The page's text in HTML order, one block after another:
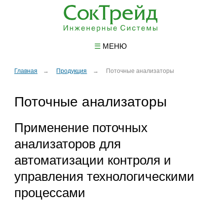
☰МЕНЮ
Главная Продукция Поточные анализаторы
Поточные анализаторы
Применение поточных
анализаторов для
автоматизации контроля и
управления технологическими
процессами